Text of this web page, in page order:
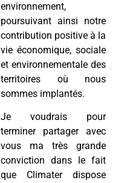
environnement,
poursuivant ainsi notre
contribution positive à la
vie économique, sociale
et environnementale des
territoires où nous
sommes implantés.
Je voudrais pour
terminer partager avec
vous ma très grande
conviction dans le fait
que Climater dispose